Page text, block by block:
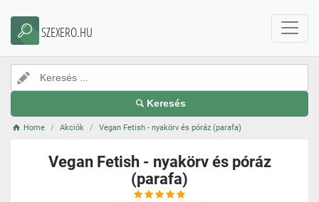
SZEXERO.HU
Keresés
Home Akciók Vegan Fetish - nyakörv és póráz (parafa)
Vegan Fetish - nyakörv és póráz
(parafa)